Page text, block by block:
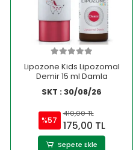
Lipozone Kids Lipozomal
Demir 15 ml Damla
SKT : 30/08/26
%57
410,00 TL
175,00 TL
Sepete Ekle